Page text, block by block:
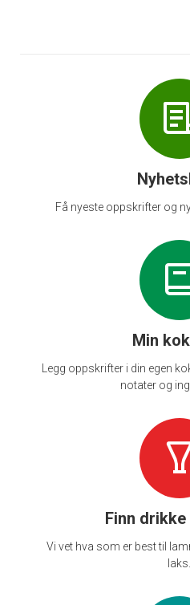
Få nyeste oppskrifter og
Min
Legg oppskrifter i din egen
notater og
Finn
Vi vet hva som er best til
laks.